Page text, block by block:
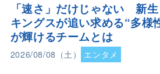
「速さ」だけじゃない 新
キングスが追い求める“多様
が輝けるチームとは
2026/08/08（土） エンタメ